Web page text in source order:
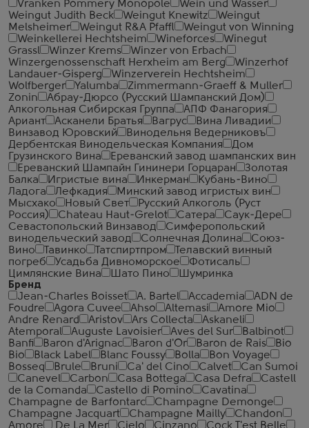
Vranken Pommery Monopole
Wein und Wasser
Weingut Judith Beck
Weingut Knewitz
Weingut
Melsheimer
Weingut R&A Pfaffl
Weingut von Winning
Weinkellerei Hechtsheim
Wineforces
Winegut
Grassl
Winzer Krems
Winzer von Erbach
Winzergenossenschaft Herxheim am Berg
Winzerhof
Landauer-Gisperg
Winzerverein Hechtsheim
Wolfberger
Yalumba
Zimmermann-Graeff & Muller
Zonin
Абрау-Дюрсо (Русский Шампанский Дом)
Алкогольная Сибирская Группа
АПФ Фанагория
Ариант
Асканели Братья Вагрус
Вина Ливадии
Винзавод Юровский
Винодельня Ведерниковъ
Дербентская Винодельческая Компания
Дом
Грузинского Вина
Ереванский завод шампанских вин
Ереванский Шампайн Гининери Горцаран
Золотая
Балка
Игристые вина Инкерман
Кубань-Вино
Ладога
Лефкадия
Минский завод игристых вин
Мысхако
Новый Свет
Русский Алкоголь (Руст
Россия)
Сhateau Haut-Grelot Сатера
Саук-Дере
Севастопольский Винзавод
Симферопольский
винодельческий завод
Солнечная Долина
Союз-
Вино
Тавинко Татспиртпром
Телавский винный
погреб
Усадьба Дивноморское
Фотисаль
Цимлянские Вина
Шато Пино
Шумринка
Бренд
Jean-Charles Boisset
A. Bartel Accademia
ADN de
Foudre
Agora Cuvee Ahso Altemasi
Amore Mio
Andre Renard
Aristov Ars Collecta
Askaneli
Atemporal
Auguste Lavoisier Aves del Sur
Balbinot
Banfi
Baron d'Arignac Baron d'Or Baron de Rais
Bio
Bio
Black Label Blanc Foussy Bolla
Bon Voyage
Bosseq
Brule Bruni Ca' del Cino Calvet
Can Sumoi
Canevel
Carbon Casa Bottega Casa Defra
Castell
de la Comanda
Castello di Pomino
Cavatina
Champagne de Barfontarc
Champagne Demonge
Champagne Jacquart
Champagne Mailly
Chandon